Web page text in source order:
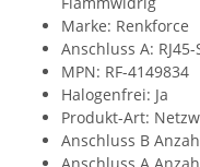
Marke: Renkforce
Anschluss A:
MPN: RF-4149834
Halogenfrei: Ja
Produkt-Art:
Anschluss B